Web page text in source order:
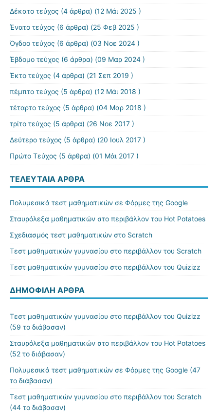
Δέκατο τεύχος (4 άρθρα) (12 Μάι 2025 )
Ένατο τεύχος (6 άρθρα) (25 Φεβ 2025 )
Όγδοο τεύχος (6 άρθρα) (03 Νοε 2024 )
Έβδομο τεύχος (6 άρθρα) (09 Μαρ 2024 )
Έκτο τεύχος (4 άρθρα) (21 Σεπ 2019 )
πέμπτο τεύχος (5 άρθρα) (12 Μάι 2018 )
τέταρτο τεύχος (5 άρθρα) (04 Μαρ 2018 )
τρίτο τεύχος (5 άρθρα) (26 Νοε 2017 )
Δεύτερο τεύχος (5 άρθρα) (20 Ιουλ 2017 )
Πρώτο Τεύχος (5 άρθρα) (01 Μάι 2017 )
ΤΕΛΕΥΤΑΊΑ ΆΡΘΡΑ
Πολυμεσικά τεστ μαθηματικών σε Φόρμες της Google
Σταυρόλεξα μαθηματικών στο περιβάλλον του Hot Potatoes
Σχεδιασμός τεστ μαθηματικών στο Scratch
Τεστ μαθηματικών γυμνασίου στο περιβάλλον του Scratch
Τεστ μαθηματικών γυμνασίου στο περιβάλλον του Quizizz
ΔΗΜΟΦΙΛΉ ΆΡΘΡΑ
Τεστ μαθηματικών γυμνασίου στο περιβάλλον του Quizizz
(59 το διάβασαν)
Σταυρόλεξα μαθηματικών στο περιβάλλον του Hot Potatoes
(52 το διάβασαν)
Πολυμεσικά τεστ μαθηματικών σε Φόρμες της Google (47
το διάβασαν)
Τεστ μαθηματικών γυμνασίου στο περιβάλλον του Scratch
(44 το διάβασαν)